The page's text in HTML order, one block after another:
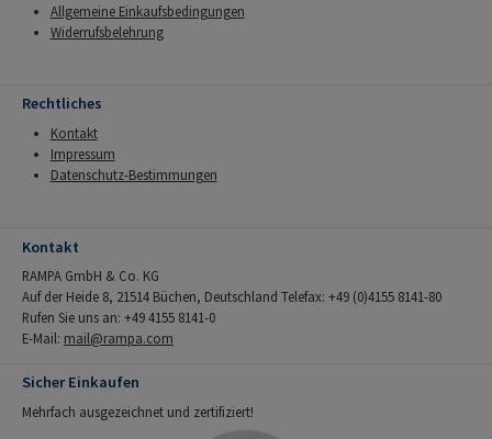
Allgemeine Einkaufsbedingungen
Widerrufsbelehrung
Rechtliches
Kontakt
Impressum
Datenschutz-Bestimmungen
Kontakt
RAMPA GmbH & Co. KG
Auf der Heide 8, 21514 Büchen, Deutschland Telefax: +49 (0)4155 8141-80
Rufen Sie uns an: +49 4155 8141-0
E-Mail: mail@rampa.com
Sicher Einkaufen
Mehrfach ausgezeichnet und zertifiziert!